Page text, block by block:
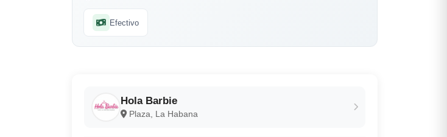
Efectivo
Hola Barbie
Plaza, La Habana